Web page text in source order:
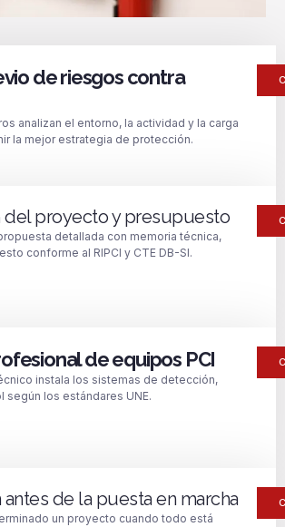
de riesgos contra
analizan el entorno, la actividad y la carga
la mejor estrategia de protección.
del proyecto y presupuesto
detallada con memoria técnica,
conforme al RIPCI y CTE DB-SI.
de equipos PCI
instala los sistemas de detección,
según los estándares UNE.
de la puesta en marcha
un proyecto cuando todo está